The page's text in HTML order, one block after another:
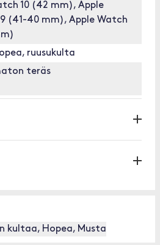
10 (42 mm), Apple
(41-40 mm), Apple Watch
ruusukulta
teräs
kultaa, Hopea, Musta